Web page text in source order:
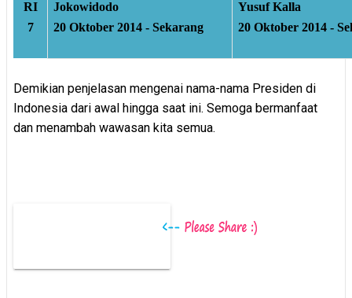
RI
7
Jokowidodo
20 Oktober 2014 - Sekarang
Yusuf Kalla
20 Oktober 2014 -
Demikian penjelasan mengenai nama-nama Presiden di
Indonesia dari awal hingga saat ini. Semoga bermanfaat
dan menambah wawasan kita semua.